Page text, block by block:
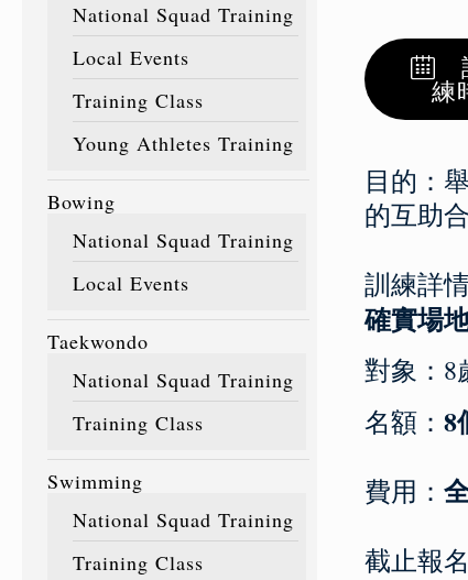
練
目的：
的互助
訓練詳
確實場
對象：8
名額：8
費用：
截止報
National Squad Training
Local Events
Training Class
Young Athletes Training
Bowing
National Squad Training
Local Events
Taekwondo
National Squad Training
Training Class
Swimming
National Squad Training
Training Class